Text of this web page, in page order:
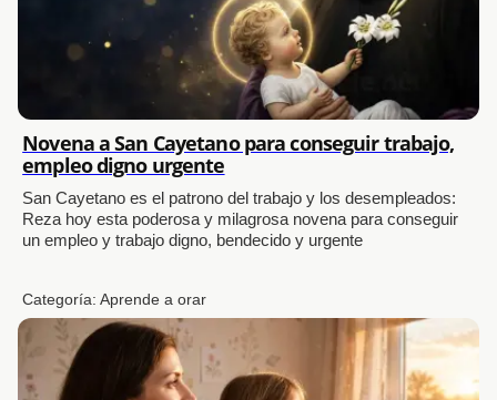
Novena a San Cayetano para conseguir trabajo,
empleo digno urgente
San Cayetano es el patrono del trabajo y los desempleados:
Reza hoy esta poderosa y milagrosa novena para conseguir
un empleo y trabajo digno, bendecido y urgente
Categoría:Aprende a orar